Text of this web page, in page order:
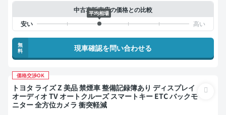
中古車販売店の価格との比較
平均相場
無
料
現車確認を問い合わせる
価格交渉OK
トヨタ ライズ Z 美品 禁煙車 整備記録簿あり ディスプレイ
オーディオ TV オートクルーズ スマートキー ETC バックモ
ニター 全方位カメラ 衝突軽減